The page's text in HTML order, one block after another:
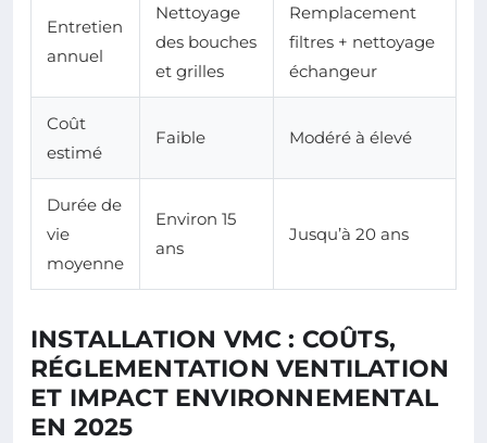
Entretien
annuel
Nettoyage
des bouches
et grilles
Remplacement
filtres + nettoyage
échangeur
Coût
estimé
Faible Modéré à élevé
Durée de
vie
moyenne
Environ 15
ans
Jusqu’à 20 ans
INSTALLATION VMC : COÛTS,
RÉGLEMENTATION VENTILATION
ET IMPACT ENVIRONNEMENTAL
EN 2025